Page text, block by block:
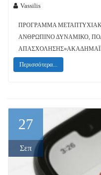
Vassilis
ΠΡΟΓΡΑΜΜΑ
ΑΝΘΡΩΠΙΝΟ ΔΥΝΑΜΙΚΟ,
Περισσότερα...
27
Σεπ